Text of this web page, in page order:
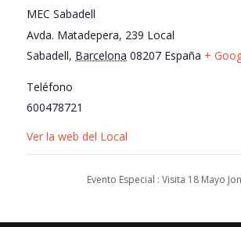
MEC Sabadell
Avda. Matadepera, 239 Local
Sabadell, Barcelona 08207 España +
Teléfono
600478721
Ver la web del Local
Evento Especial : Visita 18 Mayo